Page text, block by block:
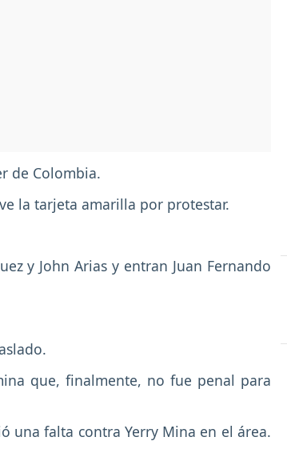
de Colombia.
la tarjeta amarilla por protestar.
y John Arias y entran Juan Fernando
que, finalmente, no fue penal para
una falta contra Yerry Mina en el área.